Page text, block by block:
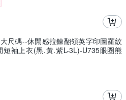
尺碼--休閒感拉鍊翻領英字印圖羅紋
短袖上衣(黑.黃.紫L-3L)-U735眼圈熊